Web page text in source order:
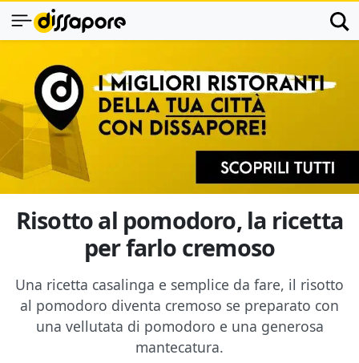
Risotto al pomodoro, la ricetta
per farlo cremoso
Una ricetta casalinga e semplice da fare, il risotto
al pomodoro diventa cremoso se preparato con
una vellutata di pomodoro e una generosa
mantecatura.